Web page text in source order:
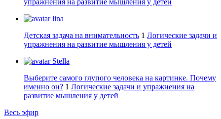
упражнения на развитие мышления у детей
lina
Детская задача на внимательность 1 Логические задачи и
упражнения на развитие мышления у детей
Stella
Выберите самого глупого человека на картинке. Почему
именно он? 1 Логические задачи и упражнения на
развитие мышления у детей
Весь эфир